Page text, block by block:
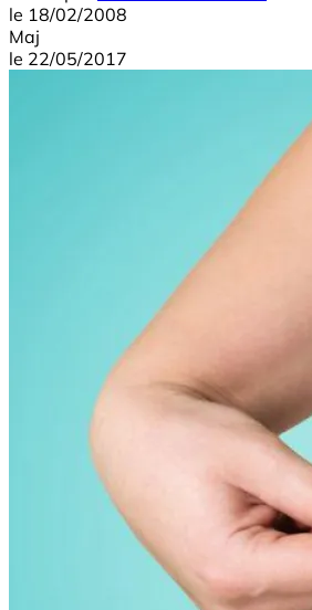
le 18/02/2008
Maj
le 22/05/2017